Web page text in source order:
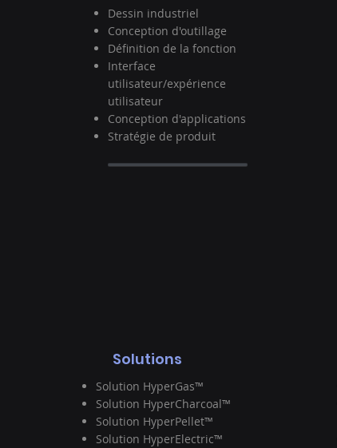
Dessin industriel
Conception d'outillage
Définition de la fonction
Interface
utilisateur/expérience
utilisateur
Conception d'applications
Stratégie de produit
Solutions
Solution HyperGas™
Solution HyperCharcoal™
Solution HyperPellet™
Solution HyperElectric™